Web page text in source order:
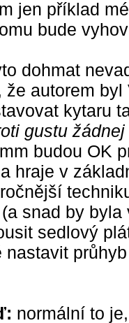
jen příklad
bude
dohmat
že autorem
kytaru
gustu
budou OK
hraje v
snad by
sedlový
nastavit
normální to